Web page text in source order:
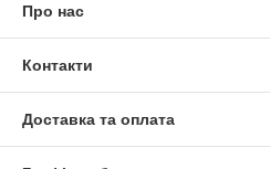
Про нас
Контакти
Доставка та оплата